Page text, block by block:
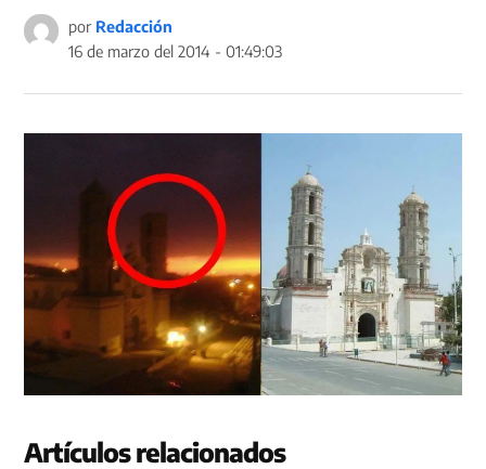
por Redacción
16 de marzo del 2014 - 01:49:03
Artículos relacionados